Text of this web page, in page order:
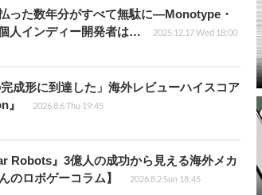
った数年分がすべて無駄に―Monotype・
人インディー開発者は…
2025.12.17 Wed 18:00
成形に到達した」海外レビューハイスコア
』
2026.8.6 Thu 19:45
Robots』3億人の成功から見える海外メカ
のロボゲーコラム】
2026.8.2 Sun 18:45